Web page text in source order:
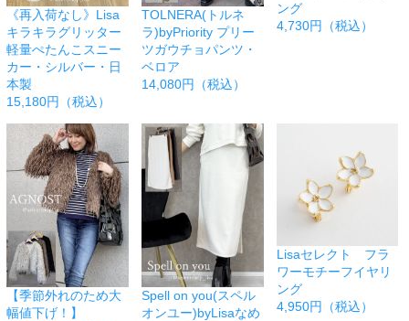
《再入荷なし》Lisa
キラキラグリッター
軽量ぺたんこスニー
カー・シルバー・日
本製
15,180円（税込）
TOLNERA(トルネ
ラ)byPriority プリー
ツガウチョパンツ・
ベロア
14,080円（税込）
ング
4,730円（税込）
【季節外れのため大
幅値下げ！】
Spell on you(スペル
オンユー)byLisaなめ
Lisaセレクト フラ
ワーモチーフイヤリ
ング
4,950円（税込）